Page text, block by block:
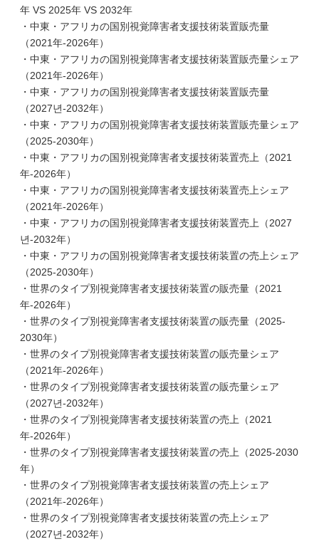
年 VS 2025年 VS 2032年
・中東・アフリカの国別視覚障害者支援技術装置販売量
（2021年-2026年）
・中東・アフリカの国別視覚障害者支援技術装置販売量シェア
（2021年-2026年）
・中東・アフリカの国別視覚障害者支援技術装置販売量
（2027년-2032年）
・中東・アフリカの国別視覚障害者支援技術装置販売量シェア
（2025-2030年）
・中東・アフリカの国別視覚障害者支援技術装置売上（2021
年-2026年）
・中東・アフリカの国別視覚障害者支援技術装置売上シェア
（2021年-2026年）
・中東・アフリカの国別視覚障害者支援技術装置売上（2027
년-2032年）
・中東・アフリカの国別視覚障害者支援技術装置の売上シェア
（2025-2030年）
・世界のタイプ別視覚障害者支援技術装置の販売量（2021
年-2026年）
・世界のタイプ別視覚障害者支援技術装置の販売量（2025-
2030年）
・世界のタイプ別視覚障害者支援技術装置の販売量シェア
（2021年-2026年）
・世界のタイプ別視覚障害者支援技術装置の販売量シェア
（2027년-2032年）
・世界のタイプ別視覚障害者支援技術装置の売上（2021
年-2026年）
・世界のタイプ別視覚障害者支援技術装置の売上（2025-2030
年）
・世界のタイプ別視覚障害者支援技術装置の売上シェア
（2021年-2026年）
・世界のタイプ別視覚障害者支援技術装置の売上シェア
（2027년-2032年）